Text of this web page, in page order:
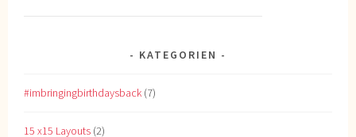
KATEGORIEN
#imbringingbirthdaysback (7)
15 x15 Layouts (2)